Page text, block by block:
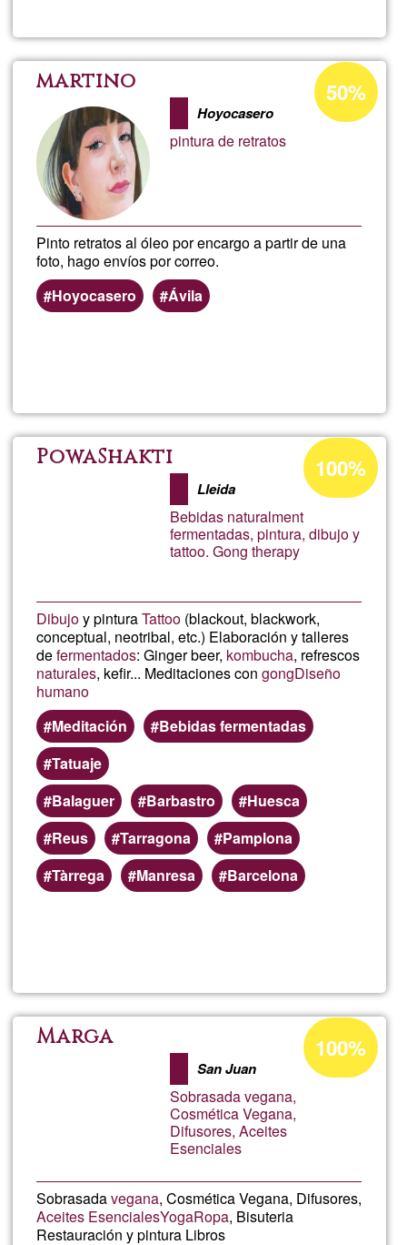
martino
Hoyocasero
pintura de retratos
Pinto retratos al óleo por encargo a partir de una
foto, hago envíos por correo.
Hoyocasero
Ávila
Porcentaje
de
aceptación
50%
martino
PowaShakti
Lleida
Bebidas naturalment
fermentadas, pintura, dibujo y
tattoo. Gong therapy
Dibujoy pinturaTattoo (blackout, blackwork,
conceptual, neotribal, etc.) Elaboración y talleres
defermentados: Ginger beer, kombucha, refrescos
naturales, kefir... Meditaciones congongDiseño
humano
Meditación
Bebidas fermentadas
Tatuaje
Balaguer
Barbastro
Huesca
Reus
Tarragona
Pamplona
Tàrrega
Manresa Barcelona
Porcentaje
de
aceptación
de
100%
Marga
San Juan
Sobrasada vegana,
Cosmética Vegana,
Difusores, Aceites
Esenciales
Sobrasadavegana, Cosmética Vegana, Difusores,
Aceites EsencialesYogaRopa, Bisuteria
Restauración y pintura Libros
Porcentaje
de
aceptación
100%